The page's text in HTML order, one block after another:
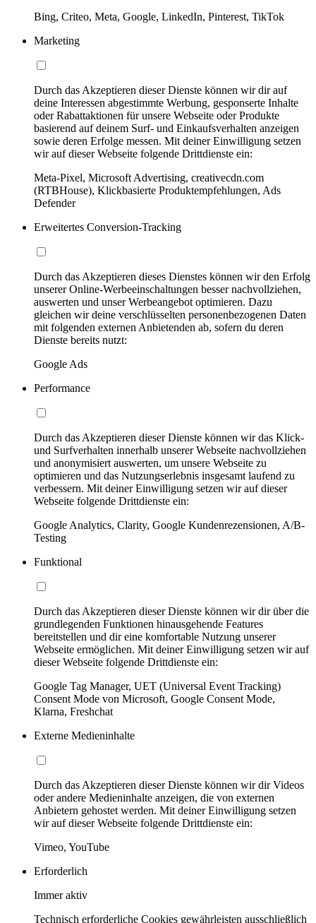
Bing, Criteo, Meta, Google, LinkedIn, Pinterest, TikTok
Marketing
Durch das Akzeptieren dieser Dienste können wir dir auf
deine Interessen abgestimmte Werbung, gesponserte Inhalte
oder Rabattaktionen für unsere Webseite oder Produkte
basierend auf deinem Surf- und Einkaufsverhalten anzeigen
sowie deren Erfolge messen. Mit deiner Einwilligung setzen
wir auf dieser Webseite folgende Drittdienste ein:
Meta-Pixel, Microsoft Advertising, creativecdn.com
(RTBHouse), Klickbasierte Produktempfehlungen, Ads
Defender
Erweitertes Conversion-Tracking
Durch das Akzeptieren dieses Dienstes können wir den Erfolg
unserer Online-Werbeeinschaltungen besser nachvollziehen,
auswerten und unser Werbeangebot optimieren. Dazu
gleichen wir deine verschlüsselten personenbezogenen Daten
mit folgenden externen Anbietenden ab, sofern du deren
Dienste bereits nutzt:
Google Ads
Performance
Durch das Akzeptieren dieser Dienste können wir das Klick-
und Surfverhalten innerhalb unserer Webseite nachvollziehen
und anonymisiert auswerten, um unsere Webseite zu
optimieren und das Nutzungserlebnis insgesamt laufend zu
verbessern. Mit deiner Einwilligung setzen wir auf dieser
Webseite folgende Drittdienste ein:
Google Analytics, Clarity, Google Kundenrezensionen, A/B-
Testing
Funktional
Durch das Akzeptieren dieser Dienste können wir dir über die
grundlegenden Funktionen hinausgehende Features
bereitstellen und dir eine komfortable Nutzung unserer
Webseite ermöglichen. Mit deiner Einwilligung setzen wir auf
dieser Webseite folgende Drittdienste ein:
Google Tag Manager, UET (Universal Event Tracking)
Consent Mode von Microsoft, Google Consent Mode,
Klarna, Freshchat
Externe Medieninhalte
Durch das Akzeptieren dieser Dienste können wir dir Videos
oder andere Medieninhalte anzeigen, die von externen
Anbietern gehostet werden. Mit deiner Einwilligung setzen
wir auf dieser Webseite folgende Drittdienste ein:
Vimeo, YouTube
Erforderlich
Immer aktiv
Technisch erforderliche Cookies gewährleisten ausschließlich